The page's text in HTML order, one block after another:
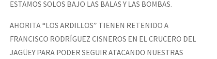
ESTAMOS SOLOS BAJO LAS BALAS Y LAS BOMBAS.
AHORITA “LOS ARDILLOS” TIENEN RETENIDO A
FRANCISCO RODRÍGUEZ CISNEROS EN EL CRUCERO DEL
JAGÜEY PARA PODER SEGUIR ATACANDO NUESTRAS